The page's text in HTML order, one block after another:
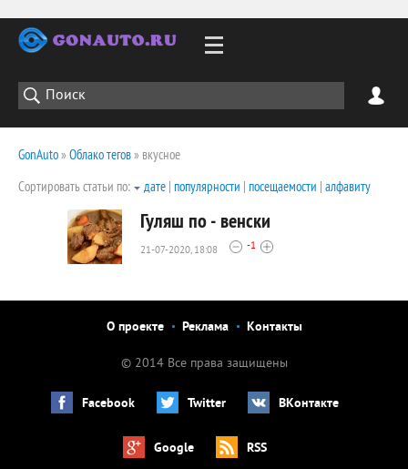
GonAuto» Облако тегов» вкусное
Сортировать статьи по:
дате | популярности | посещаемости | алфавиту
Гуляш по - венски
21-07-2020, 18:08 -1
О проекте Реклама Контакты
© 2014 Все права защищены
Facebook Twitter ВКонтакте
Google RSS